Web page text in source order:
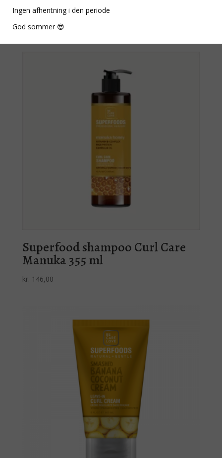
Superfood shampoo Curl Care
Manuka 355 ml
kr. 146,00
Ingen afhentning i den periode
God sommer 😎